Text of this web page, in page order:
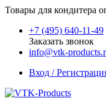
Товары для кондитера
+7 (495) 640-11-49
Заказать звонок
info@vtk-
Вход /